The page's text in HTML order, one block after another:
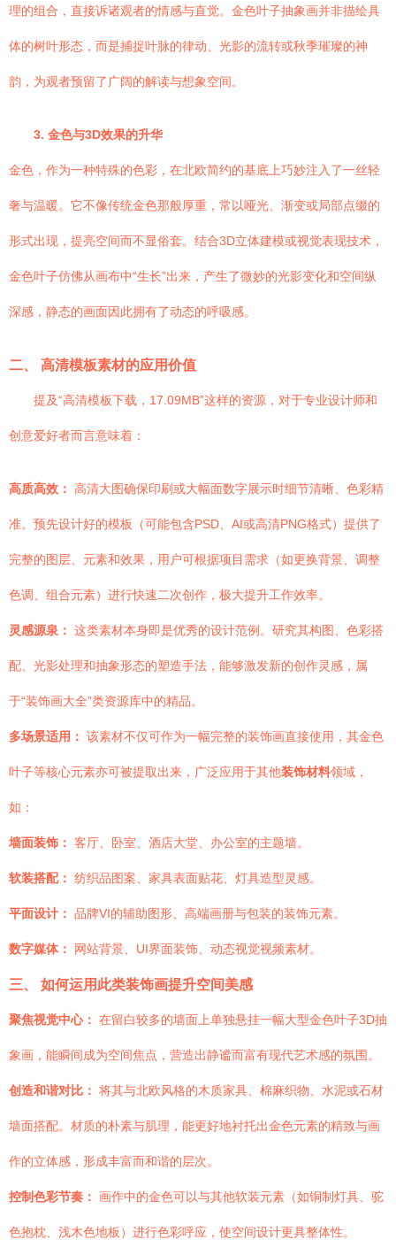
理的组合，直接诉诸观者的情感与直觉。金色叶子抽象画并非描绘具
体的树叶形态，而是捕捉叶脉的律动、光影的流转或秋季璀璨的神
韵，为观者预留了广阔的解读与想象空间。
3. 金色与3D效果的升华
金色，作为一种特殊的色彩，在北欧简约的基底上巧妙注入了一丝轻
奢与温暖。它不像传统金色那般厚重，常以哑光、渐变或局部点缀的
形式出现，提亮空间而不显俗套。结合3D立体建模或视觉表现技术，
金色叶子仿佛从画布中“生长”出来，产生了微妙的光影变化和空间纵
深感，静态的画面因此拥有了动态的呼吸感。
二、 高清模板素材的应用价值
提及“高清模板下载，17.09MB”这样的资源，对于专业设计师和
创意爱好者而言意味着：
高质高效： 高清大图确保印刷或大幅面数字展示时细节清晰、色彩精
准。预先设计好的模板（可能包含PSD、AI或高清PNG格式）提供了
完整的图层、元素和效果，用户可根据项目需求（如更换背景、调整
色调、组合元素）进行快速二次创作，极大提升工作效率。
灵感源泉： 这类素材本身即是优秀的设计范例。研究其构图、色彩搭
配、光影处理和抽象形态的塑造手法，能够激发新的创作灵感，属
于“装饰画大全”类资源库中的精品。
多场景适用： 该素材不仅可作为一幅完整的装饰画直接使用，其金色
叶子等核心元素亦可被提取出来，广泛应用于其他装饰材料领域，
如：
墙面装饰： 客厅、卧室、酒店大堂、办公室的主题墙。
软装搭配： 纺织品图案、家具表面贴花、灯具造型灵感。
平面设计： 品牌VI的辅助图形、高端画册与包装的装饰元素。
数字媒体： 网站背景、UI界面装饰、动态视觉视频素材。
三、 如何运用此类装饰画提升空间美感
聚焦视觉中心： 在留白较多的墙面上单独悬挂一幅大型金色叶子3D抽
象画，能瞬间成为空间焦点，营造出静谧而富有现代艺术感的氛围。
创造和谐对比： 将其与北欧风格的木质家具、棉麻织物、水泥或石材
墙面搭配。材质的朴素与肌理，能更好地衬托出金色元素的精致与画
作的立体感，形成丰富而和谐的层次。
控制色彩节奏： 画作中的金色可以与其他软装元素（如铜制灯具、驼
色抱枕、浅木色地板）进行色彩呼应，使空间设计更具整体性。